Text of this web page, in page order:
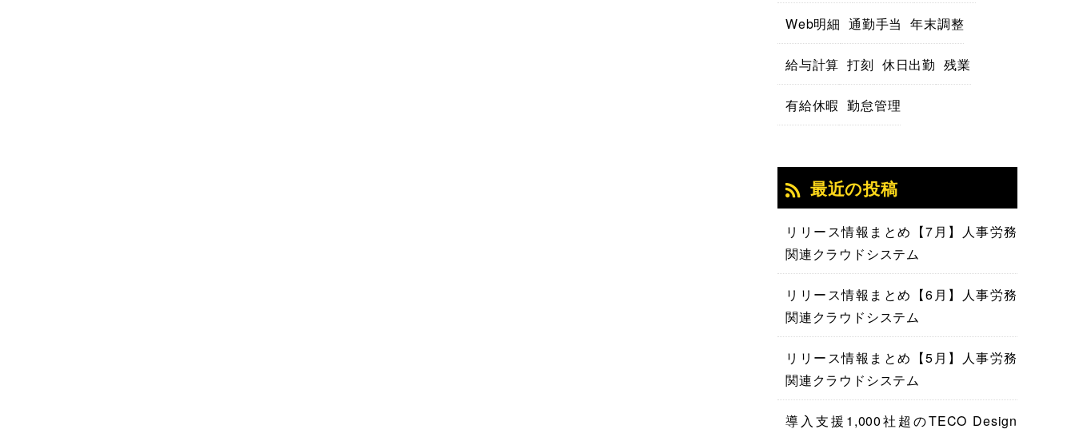
Web明細 通勤手当 年末調整
給与計算 打刻 休日出勤 残業
有給休暇 勤怠管理
最近の投稿
リリース情報まとめ【7月】人事労務
関連クラウドシステム
リリース情報まとめ【6月】人事労務
関連クラウドシステム
リリース情報まとめ【5月】人事労務
関連クラウドシステム
導入支援1,000社超のTECO Design